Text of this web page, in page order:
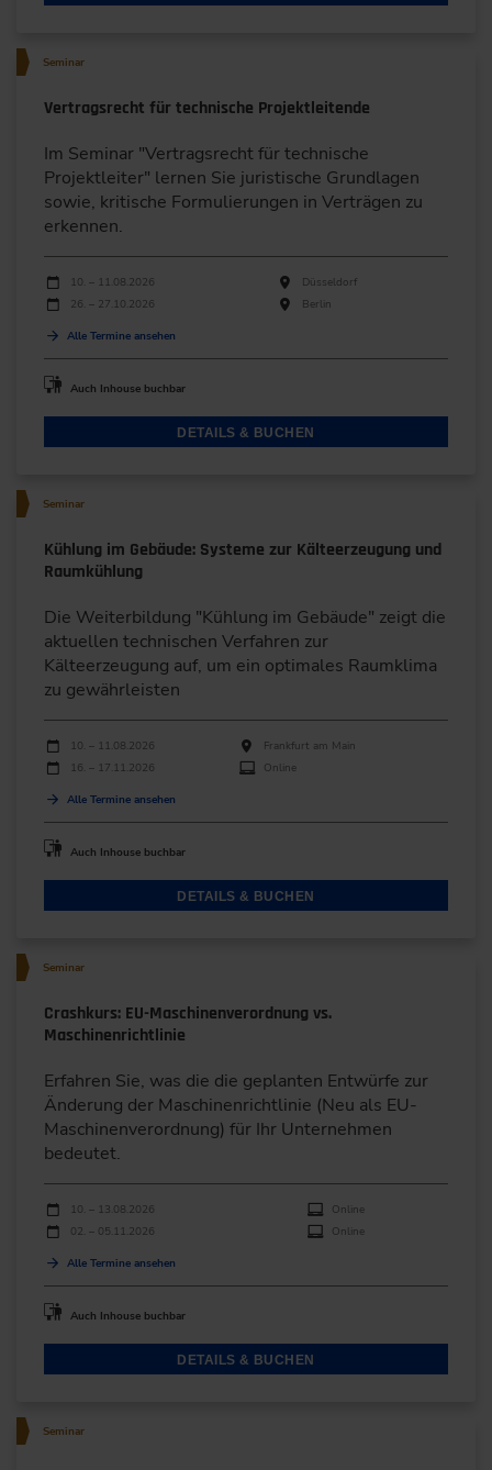
Seminar
Vertragsrecht für technische Projektleitende
Im Seminar "Vertragsrecht für technische
Projektleiter" lernen Sie juristische Grundlagen
sowie, kritische Formulierungen in Verträgen zu
erkennen.
Durchführungen
Veranstaltungsdatum
10. – 11.08.2026
Düsseldorf
26. – 27.10.2026
Berlin
Alle Termine ansehen
Auch Inhouse buchbar
DETAILS & BUCHEN
Seminar
Kühlung im Gebäude: Systeme zur Kälteerzeugung und
Raumkühlung
Die Weiterbildung "Kühlung im Gebäude" zeigt die
aktuellen technischen Verfahren zur
Kälteerzeugung auf, um ein optimales Raumklima
zu gewährleisten
Durchführungen
Veranstaltungsdatum Veranstaltungsort
10. – 11.08.2026
Frankfurt am Main
16. – 17.11.2026
Online
Alle Termine ansehen
Auch Inhouse buchbar
DETAILS & BUCHEN
Seminar
Crashkurs: EU-Maschinenverordnung vs.
Maschinenrichtlinie
Erfahren Sie, was die die geplanten Entwürfe zur
Änderung der Maschinenrichtlinie (Neu als EU-
Maschinenverordnung) für Ihr Unternehmen
bedeutet.
Durchführungen
Veranstaltungsdatum
10. – 13.08.2026
Online
02. – 05.11.2026
Online
Alle Termine ansehen
Auch Inhouse buchbar
DETAILS & BUCHEN
Seminar